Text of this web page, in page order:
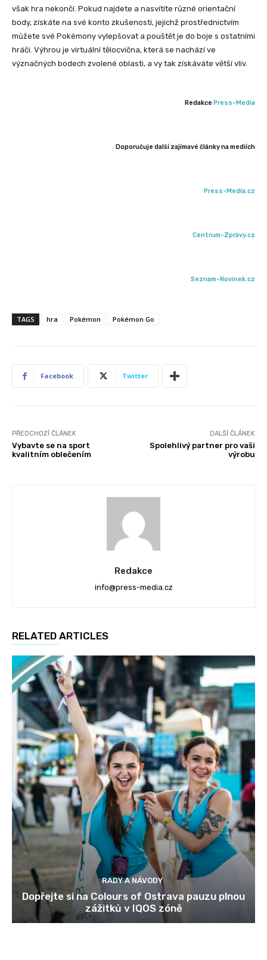
však hra nekončí. Pokud najdete a nasvítíte různé orientační
body, získáte na své konto zkušenosti, jejichž prostřednictvím
můžete své Pokémony vylepšovat a pouštět je do boje s ostatními
hráči. Výhrou je virtuální tělocvična, která se nachází ve
význačných bodech zvolené oblasti, a vy tak získáváte větší vliv.
Redakce Press-Media
Doporučuje další zajímavé články na mediích
Press-Media.cz
Centrum-Zprávy.cz
Seznam-Novinek.cz
TAGS hra Pokémon Pokémon Go
Facebook Twitter
PŘEDCHOZÍ ČLÁNEK
Vybavte se na sport
kvalitním oblečením
DALŠÍ ČLÁNEK
Spolehlivý partner pro vaši
výrobu
Redakce
info@press-media.cz
RELATED ARTICLES
RADY A NÁVODY
Dopřejte si na Colours of Ostrava pauzu plnou
zážitků v IQOS zóně